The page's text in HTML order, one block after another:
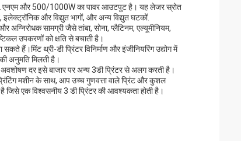
एनएम और 500/1000W का पावर आउटपुट है। यह लेजर स्रोत
और विद्युत भागों, और अन्य विद्युत घटकों.
सामग्री जैसे तांबा, सोना, प्लैटिनम, एल्यूमीनियम,
उपकरणों को क्षति से बचाती है।
हैं।मिंट थ्री-डी प्रिंटर विनिर्माण और इंजीनियरिंग उद्योग में
अनुमति मिलती है।
दर इसे बाजार पर अन्य 3डी प्रिंटर से अलग करती है।
मशीन के साथ, आप उच्च गुणवत्ता वाले प्रिंट और कुशल
जिसे एक विश्वसनीय 3 डी प्रिंटर की आवश्यकता होती है।